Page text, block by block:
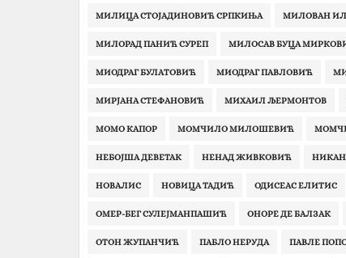
МИЛИЦА СТОЈАДИНОВИЋ СРПКИЊА МИЛОВАН
МИЛОРАД ПАНИЋ СУРЕП МИЛОСАВ БУЦА
МИОДРАГ БУЛАТОВИЋ МИОДРАГ ПАВЛОВИЋ
МИРЈАНА СТЕФАНОВИЋ МИХАИЛ ЉЕРМОНТОВ
МОМО КАПОР МОМЧИЛО МИЛОШЕВИЋ
НЕБОЈША ДЕВЕТАК НЕНАД ЖИВКОВИЋ
НОВАЛИС НОВИЦА ТАДИЋ ОДИСЕАС ЕЛИТИС
ОМЕР-БЕГ СУЛЕЈМАНПАШИЋ ОНОРЕ ДЕ БАЛЗАК
ОТОН ЖУПАНЧИЋ ПАБЛО НЕРУДА ПАВЛЕ